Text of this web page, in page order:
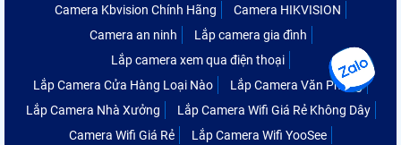
Camera Kbvision Chính Hãng
Camera HIKVISION
Camera an ninh
Lắp camera gia đình
Lắp camera xem qua điện thoại
Lắp Camera Cửa Hàng Loại Nào
Lắp Camera Văn Phòng
Lắp Camera Nhà Xưởng
Lắp Camera Wifi Giá Rẻ Không Dây
Camera Wifi Giá Rẻ
Lắp Camera Wifi YooSee